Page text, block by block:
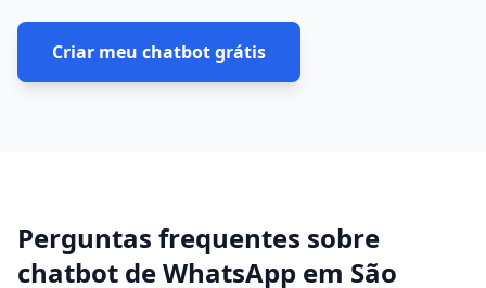
Criar meu chatbot grátis
Perguntas frequentes sobre
chatbot de WhatsApp em São